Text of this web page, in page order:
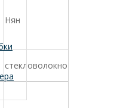
Нян
стекловолокно